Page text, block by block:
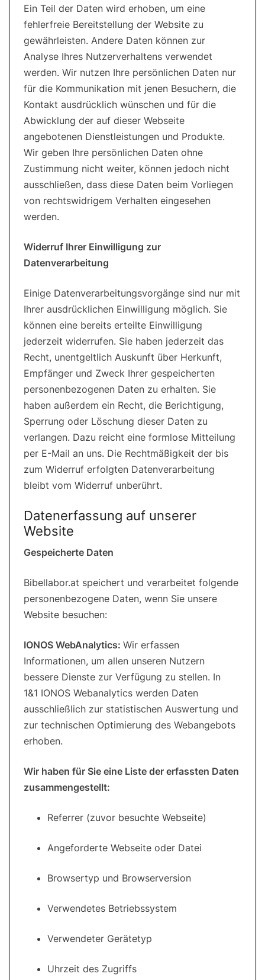
Ein Teil der Daten wird erhoben, um eine
fehlerfreie Bereitstellung der Website zu
gewährleisten. Andere Daten können zur
Analyse Ihres Nutzerverhaltens verwendet
werden. Wir nutzen Ihre persönlichen Daten nur
für die Kommunikation mit jenen Besuchern, die
Kontakt ausdrücklich wünschen und für die
Abwicklung der auf dieser Webseite
angebotenen Dienstleistungen und Produkte.
Wir geben Ihre persönlichen Daten ohne
Zustimmung nicht weiter, können jedoch nicht
ausschließen, dass diese Daten beim Vorliegen
von rechtswidrigem Verhalten eingesehen
werden.
Widerruf Ihrer Einwilligung zur
Datenverarbeitung
Einige Datenverarbeitungsvorgänge sind nur mit
Ihrer ausdrücklichen Einwilligung möglich. Sie
können eine bereits erteilte Einwilligung
jederzeit widerrufen. Sie haben jederzeit das
Recht, unentgeltlich Auskunft über Herkunft,
Empfänger und Zweck Ihrer gespeicherten
personenbezogenen Daten zu erhalten. Sie
haben außerdem ein Recht, die Berichtigung,
Sperrung oder Löschung dieser Daten zu
verlangen. Dazu reicht eine formlose Mitteilung
per E-Mail an uns. Die Rechtmäßigkeit der bis
zum Widerruf erfolgten Datenverarbeitung
bleibt vom Widerruf unberührt.
Datenerfassung auf unserer
Website
Gespeicherte Daten
Bibellabor.at speichert und verarbeitet folgende
personenbezogene Daten, wenn Sie unsere
Website besuchen:
IONOS WebAnalytics: Wir erfassen
Informationen, um allen unseren Nutzern
bessere Dienste zur Verfügung zu stellen. In
1&1 IONOS Webanalytics werden Daten
ausschließlich zur statistischen Auswertung und
zur technischen Optimierung des Webangebots
erhoben.
Wir haben für Sie eine Liste der erfassten Daten
zusammengestellt:
Referrer (zuvor besuchte Webseite)
Angeforderte Webseite oder Datei
Browsertyp und Browserversion
Verwendetes Betriebssystem
Verwendeter Gerätetyp
Uhrzeit des Zugriffs